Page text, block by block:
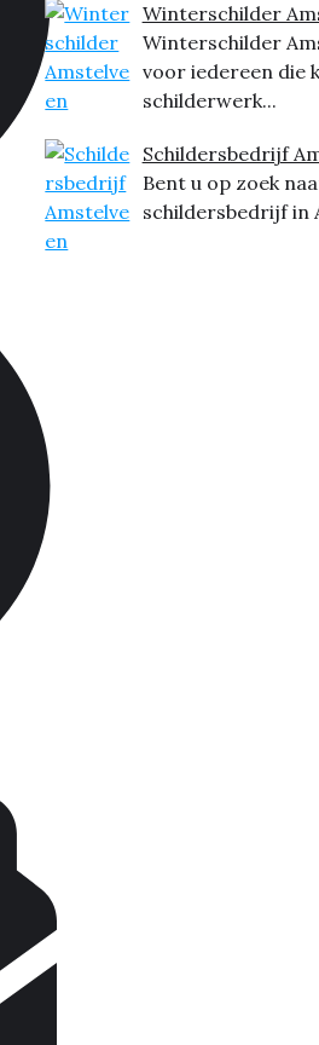
Winterschilder
Winterschilder
voor iedereen die
schilderwerk...
Schildersbedrijf
Bent u op zoek
schildersbedrijf in